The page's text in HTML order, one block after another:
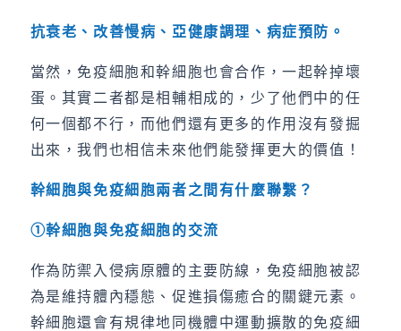
抗衰老、改善慢病、亞健康調理、病症預防。
當然，免疫細胞和幹細胞也會合作，一起幹掉壞
蛋。其實二者都是相輔相成的，少了他們中的任
何一個都不行，而他們還有更多的作用沒有發掘
出來，我們也相信未來他們能發揮更大的價值！
幹細胞與免疫細胞兩者之間有什麼聯繫？
①幹細胞與免疫細胞的交流
作為防禦入侵病原體的主要防線，免疫細胞被認
為是維持體內穩態、促進損傷癒合的關鍵元素。
幹細胞還會有規律地同機體中運動擴散的免疫細